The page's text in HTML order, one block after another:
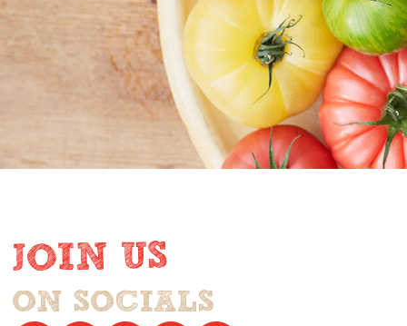
Colruyt Vosselaar
Antwerpsesteenweg 21, 2350 Vosselaar
Colruyt Westmalle
Antwerpsesteenweg 335, 2390 Westmalle
Herentalsebaan 587, 2160 Wommelgem
JOIN US
ON SOCIALS